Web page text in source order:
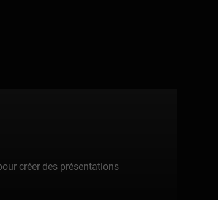
créer des présentations